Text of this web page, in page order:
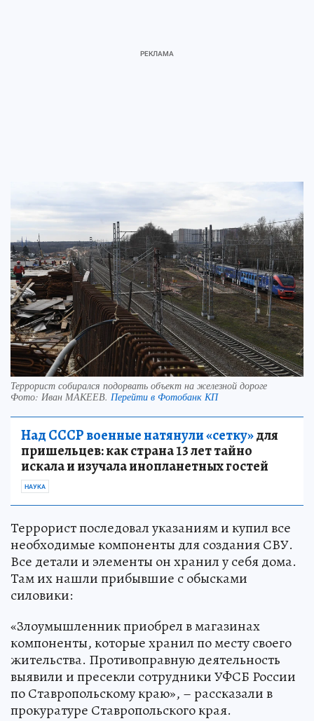
Террорист собирался подорвать объект на железной дороге
Фото: Иван МАКЕЕВ. Перейти в Фотобанк КП
Над СССР военные натянули «сетку»для
пришельцев: как страна 13 лет тайно
искала и изучала инопланетных гостей
НАУКА
Террорист последовал указаниям и купил все
необходимые компоненты для создания СВУ.
Все детали и элементы он хранил у себя дома.
Там их нашли прибывшие с обысками
силовики:
«Злоумышленник приобрел в магазинах
компоненты, которые хранил по месту своего
жительства. Противоправную деятельность
выявили и пресекли сотрудники УФСБ России
по Ставропольскому краю», – рассказали в
прокуратуре Ставропольского края.